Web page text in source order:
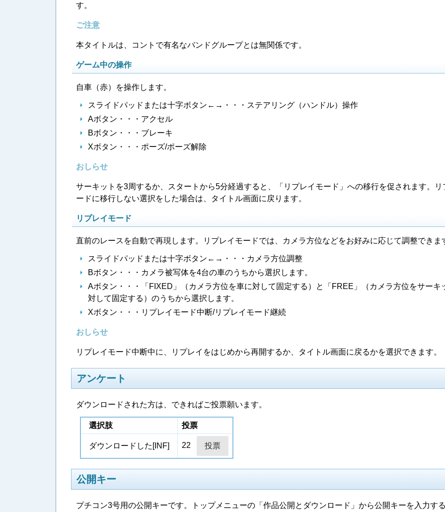
す。
ご注意
本タイトルは、コントで有名なバンドグループとは無関係です。
ゲーム中の操作
自車（赤）を操作します。
スライドパッドまたは十字ボタン←→・・・ステアリング（ハンドル）操作
Aボタン・・・アクセル
Bボタン・・・ブレーキ
Xボタン・・・ポーズ/ポーズ解除
おしらせ
サーキットを3周するか、スタートから5分経過すると、「リプレイモード」への移行を促されます。リ
ードに移行しない選択をした場合は、タイトル画面に戻ります。
リプレイモード
直前のレースを自動で再現します。リプレイモードでは、カメラ方位などをお好みに応じて調整できま
スライドパッドまたは十字ボタン←→・・・カメラ方位調整
Bボタン・・・カメラ被写体を4台の車のうちから選択します。
Aボタン・・・「FIXED」（カメラ方位を車に対して固定する）と「FREE」（カメラ方位をサーキ
対して固定する）のうちから選択します。
Xボタン・・・リプレイモード中断/リプレイモード継続
おしらせ
リプレイモード中断中に、リプレイをはじめから再開するか、タイトル画面に戻るかを選択できます。
アンケート
ダウンロードされた方は、できればご投票願います。
選択肢 投票
ダウンロードした[INF] 22
公開キー
プチコン3号用の公開キーです。トップメニューの「作品公開とダウンロード」から公開キーを入力す